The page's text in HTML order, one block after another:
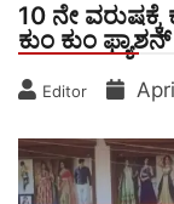
10 ನೇ
ಕುಂ ಕುಂ
Editor